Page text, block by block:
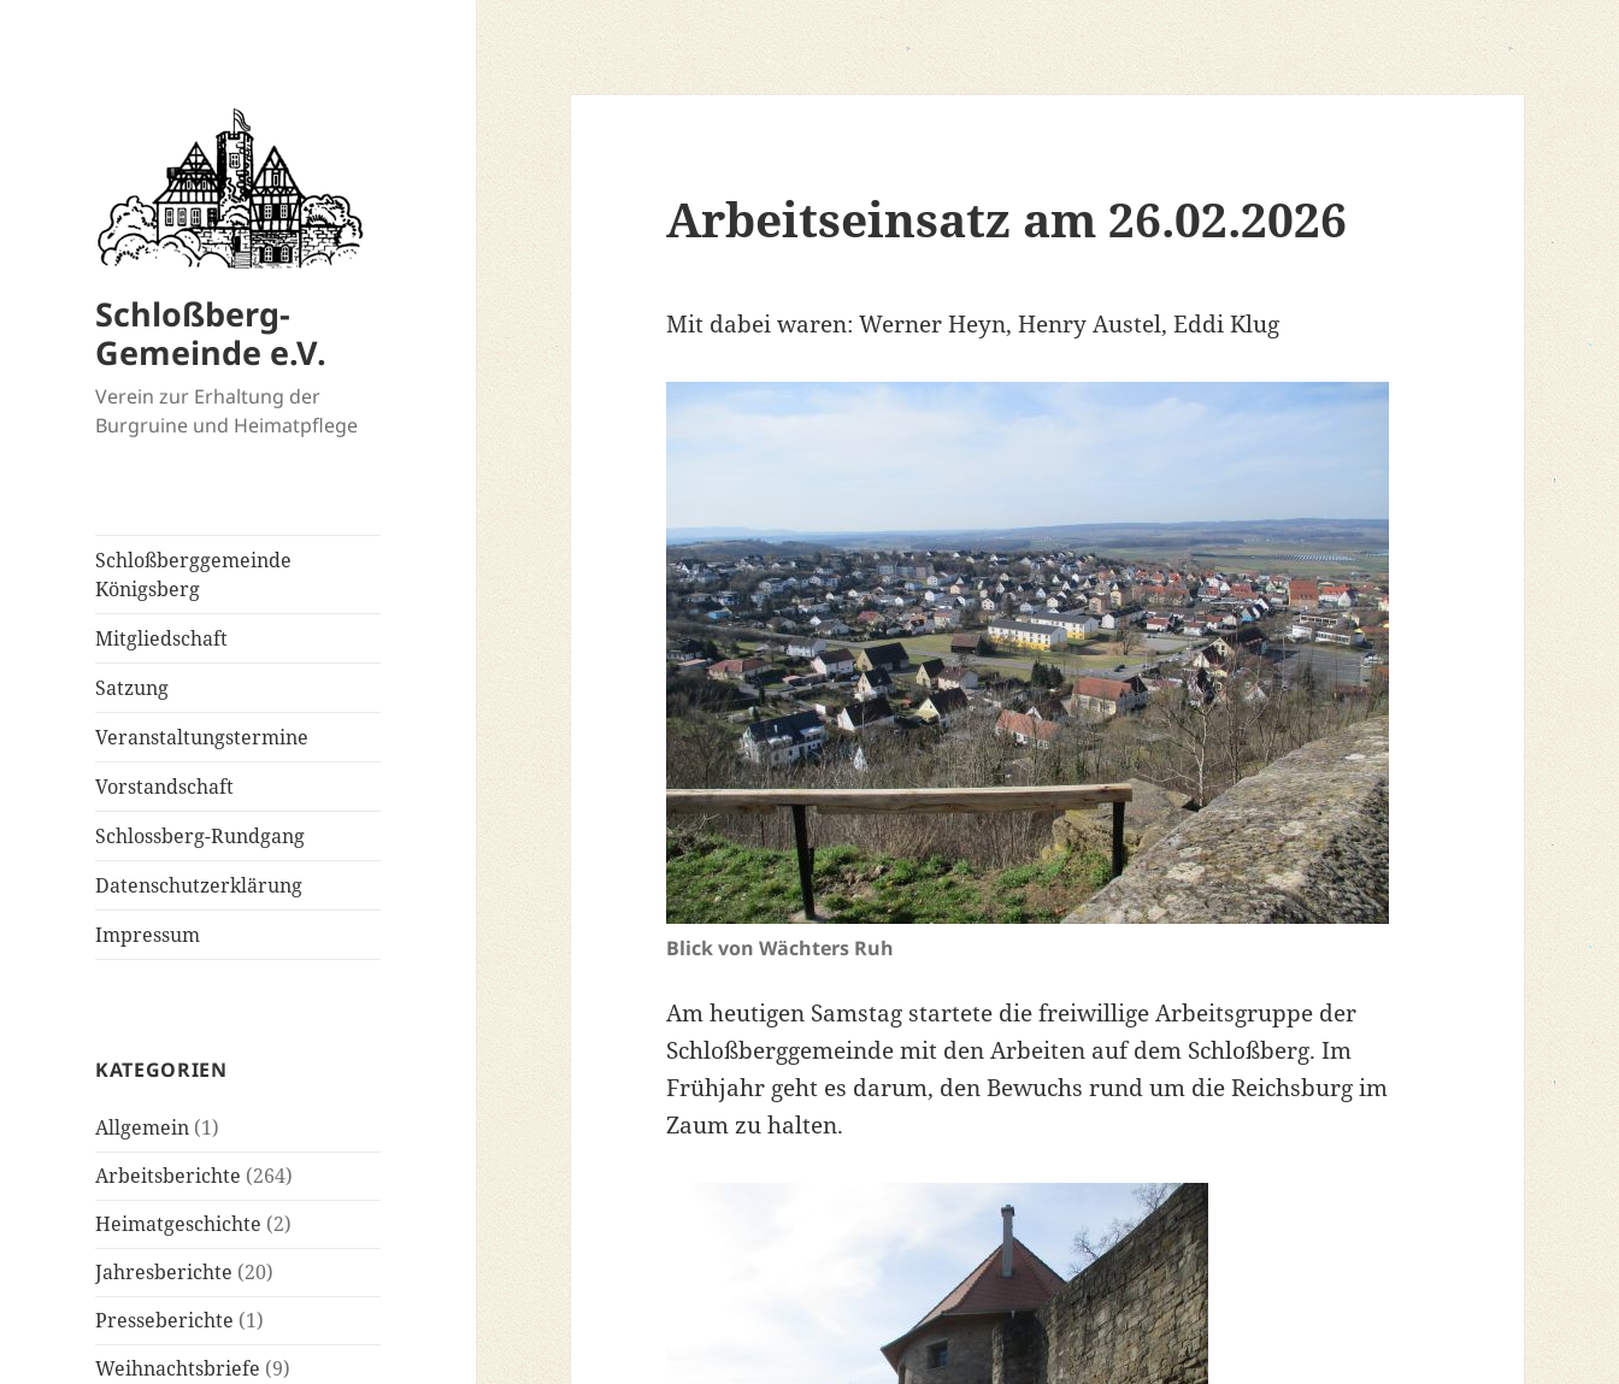
Schloßberg-
Gemeinde e.V.
Verein zur Erhaltung der
Burgruine und Heimatpflege
Schloßberggemeinde
Königsberg
Mitgliedschaft
Satzung
Veranstaltungstermine
Vorstandschaft
Schlossberg-Rundgang
Datenschutzerklärung
Impressum
KATEGORIEN
Allgemein (1)
Arbeitsberichte (264)
Heimatgeschichte (2)
Jahresberichte (20)
Presseberichte (1)
Weihnachtsbriefe (9)
Arbeitseinsatz am 26.02.2026
Mit dabei waren: Werner Heyn, Henry Austel, Eddi Klug
Blick von Wächters Ruh
Am heutigen Samstag startete die freiwillige Arbeitsgruppe der
Schloßberggemeinde mit den Arbeiten auf dem Schloßberg. Im
Frühjahr geht es darum, den Bewuchs rund um die Reichsburg im
Zaum zu halten.